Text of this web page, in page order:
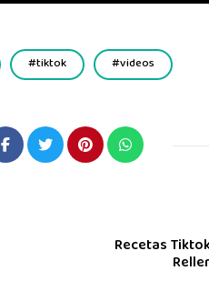
tiktok videos
Recetas